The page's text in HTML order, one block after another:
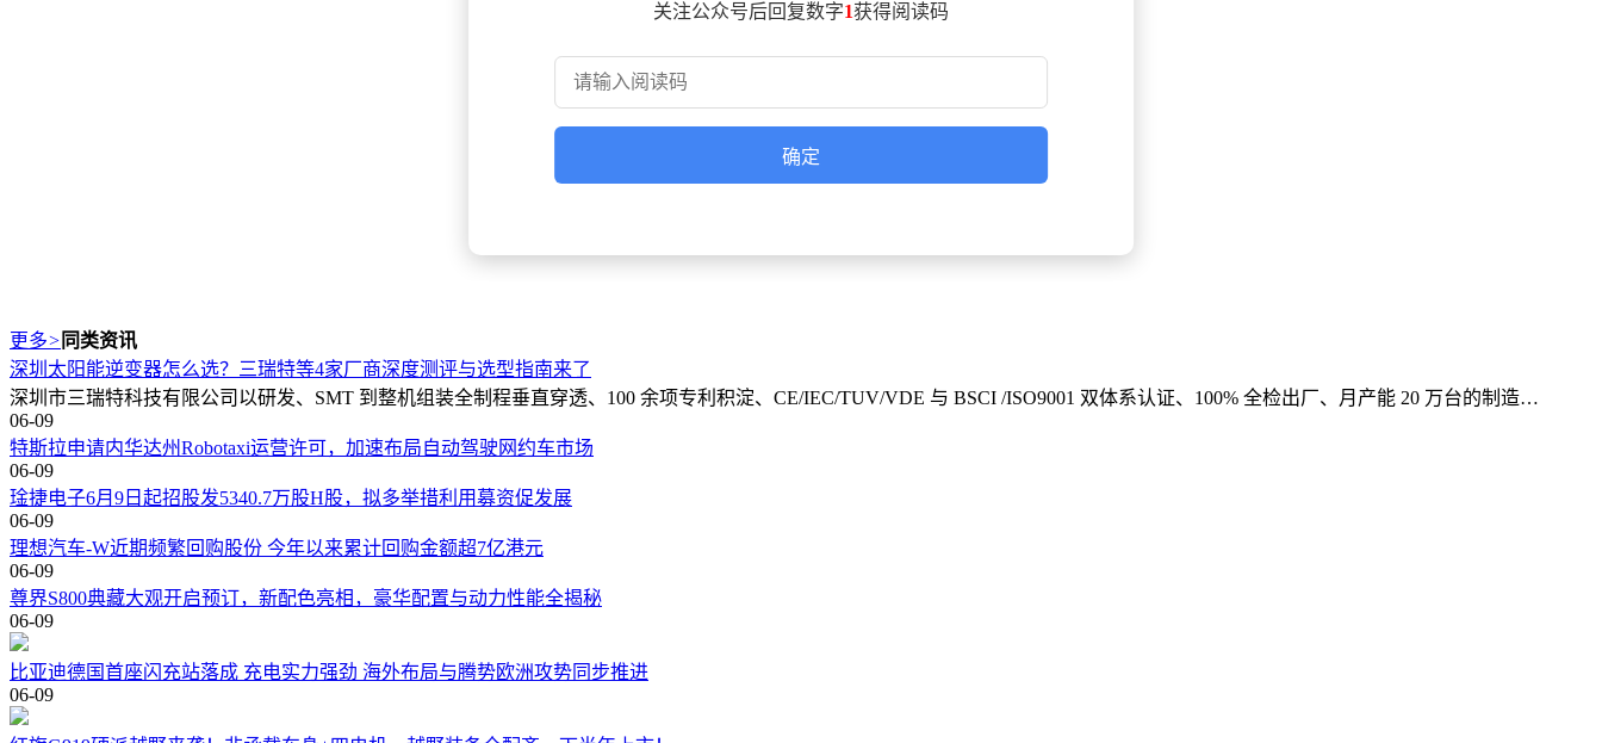
关注公众号后回复数字1获得阅读码
确定
更多> 同类资讯
深圳太阳能逆变器怎么选？三瑞特等4家厂商深度测评与选型指南来了
深圳市三瑞特科技有限公司以研发、SMT 到整机组装全制程垂直穿透、100 余项专利积淀、CE/IEC/TUV/VDE 与 BSCI /ISO9001 双体系认证、100% 全检出厂、月产能 20 万台的制造…
06-09
特斯拉申请内华达州Robotaxi运营许可，加速布局自动驾驶网约车市场
06-09
琻捷电子6月9日起招股发5340.7万股H股，拟多举措利用募资促发展
06-09
理想汽车-W近期频繁回购股份 今年以来累计回购金额超7亿港元
06-09
尊界S800典藏大观开启预订，新配色亮相，豪华配置与动力性能全揭秘
06-09
比亚迪德国首座闪充站落成 充电实力强劲 海外布局与腾势欧洲攻势同步推进
06-09